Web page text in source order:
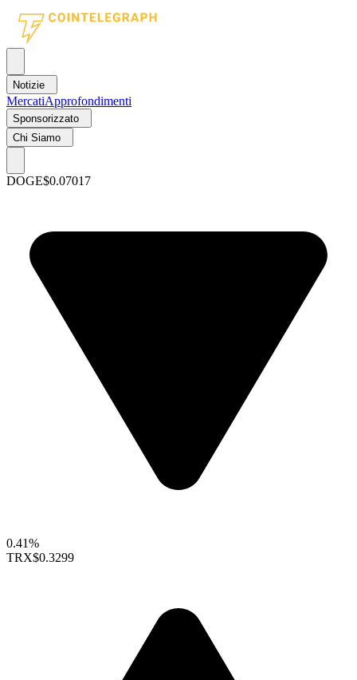
Notizie
MercatiApprofondimenti
Sponsorizzato
Chi Siamo
DOGE$0.07017
0.41%
TRX$0.3299